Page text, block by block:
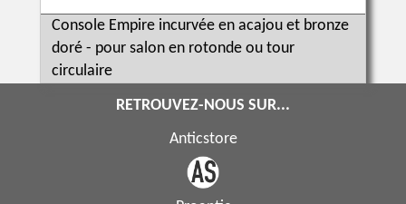
Console Empire incurvée en acajou et bronze
doré - pour salon en rotonde ou tour
circulaire
RETROUVEZ-NOUS SUR...
Anticstore